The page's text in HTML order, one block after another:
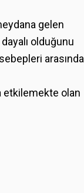
gelen
olduğunu
arasında
etkilemekte olan